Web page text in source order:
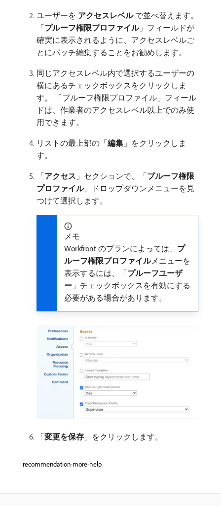
ユーザーを​ アクセスレベル​で並べ替えます。
「プルーフ権限プロファイル」フィールドが
確実に表示されるように、アクセスレベルご
とにバッチ編集することをお勧めします。
同じアクセスレベル内で選択するユーザーの
横にあるチェックボックスをクリックしま
す。 「プルーフ権限プロファイル」フィール
ドは、作業者のアクセスレベル以上でのみ使
用できます。
リストの最上部の「編集 」をクリックしま
す。
「アクセス 」セクションで、「プルーフ権限
プロファイル」ドロップダウンメニューを見
つけて選択します。
メモ
Workfront のプランによっては、 プ
ルーフ権限プロファイル​メニューを
表示するには、「プルーフユーザ
ー 」チェックボックスを有効にする
必要がある場合があります。
「変更を保存 」をクリックします。
recommendation-more-help